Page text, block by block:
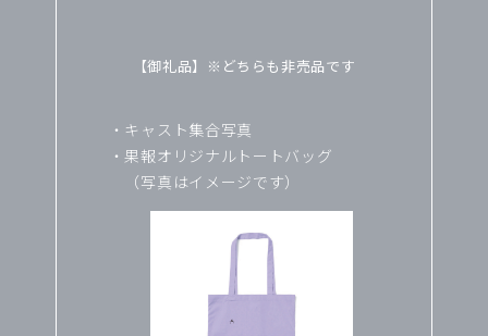
【御礼品】※どちらも非売品です
キャスト集合写真
果報オリジナルトートバッグ
（写真はイメージです）